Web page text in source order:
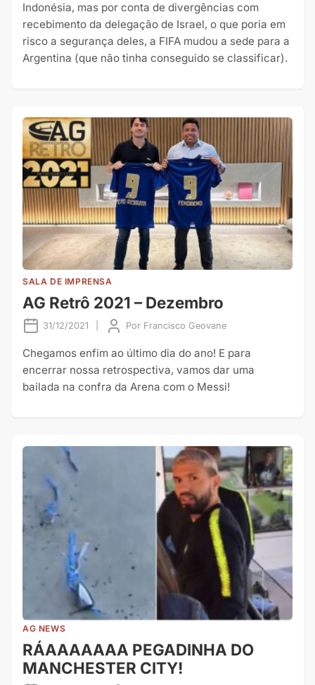
Indonésia, mas por conta de divergências com
recebimento da delegação de Israel, o que poria em
risco a segurança deles, a FIFA mudou a sede para a
Argentina (que não tinha conseguido se classificar).
SALA DE IMPRENSA
AG Retrô 2021 – Dezembro
31/12/2021 Por Francisco Geovane
Chegamos enfim ao último dia do ano! E para
encerrar nossa retrospectiva, vamos dar uma
bailada na confra da Arena com o Messi!
AG NEWS
RÁAAAAAAA PEGADINHA DO
MANCHESTER CITY!